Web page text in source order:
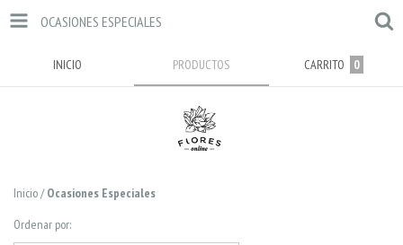
OCASIONES ESPECIALES
INICIO PRODUCTOS CARRITO 0
Inicio/ Ocasiones Especiales
Ordenar por: